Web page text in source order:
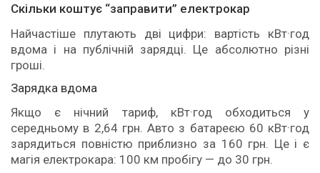
Скільки коштує “заправити” електрокар
Найчастіше плутають дві цифри: вартість кВт·год
вдома і на публічній зарядці. Це абсолютно різні
гроші.
Зарядка вдома
Якщо є нічний тариф, кВт·год обходиться у
середньому в 2,64 грн. Авто з батареєю 60 кВт·год
зарядиться повністю приблизно за 160 грн. Це і є
магія електрокара: 100 км пробігу — до 30 грн.